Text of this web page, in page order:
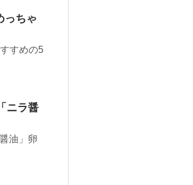
っちゃ
すめの5
ニラ醤
油」卵